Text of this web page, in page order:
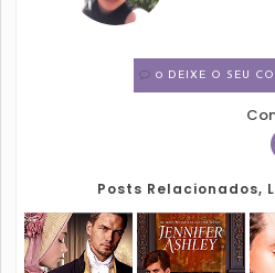
0 DEIXE O SEU
Posts Relacionados,